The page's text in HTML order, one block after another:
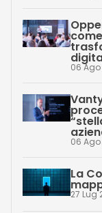
06
06
La
27 Lug